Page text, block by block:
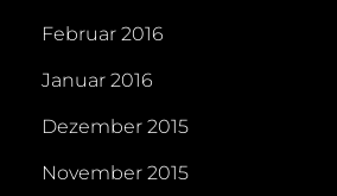
Februar 2016
Januar 2016
Dezember 2015
November 2015